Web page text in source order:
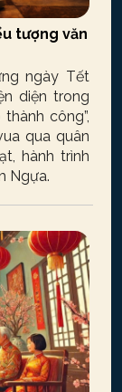
tượng văn
ngày Tết
diện trong
công”,
qua quân
hành trình
Ngựa.